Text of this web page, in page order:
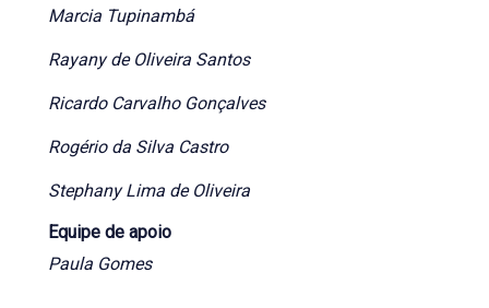
Marcia Tupinambá
Rayany de Oliveira Santos
Ricardo Carvalho Gonçalves
Rogério da Silva Castro
Stephany Lima de Oliveira
Equipe de apoio
Paula Gomes